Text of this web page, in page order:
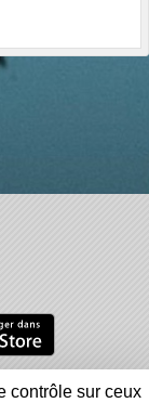
inapproprié
contrôle sur ceux